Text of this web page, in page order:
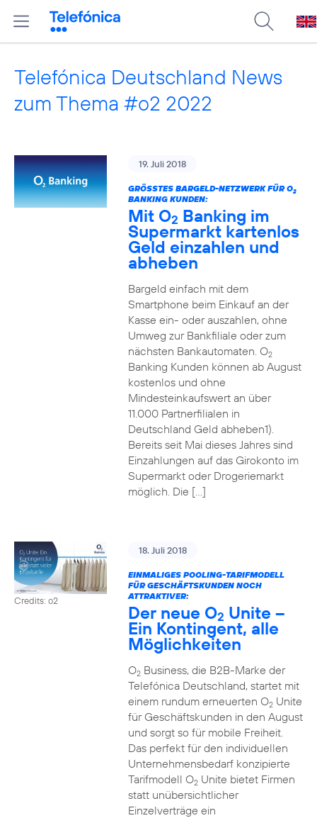
Telefónica Deutschland News
zum Thema #o2 2022
19. Juli 2018
GRÖSSTES BARGELD-NETZWERK FÜR O 2
BANKING KUNDEN:
Mit O2 Banking im
Supermarkt kartenlos
Geld einzahlen und
abheben
Bargeld einfach mit dem
Smartphone beim Einkauf an der
Kasse ein- oder auszahlen, ohne
Umweg zur Bankfiliale oder zum
nächsten Bankautomaten. O2
Banking Kunden können ab August
kostenlos und ohne
Mindesteinkaufswert an über
11.000 Partnerfilialen in
Deutschland Geld abheben1).
Bereits seit Mai dieses Jahres sind
Einzahlungen auf das Girokonto im
Supermarkt oder Drogeriemarkt
möglich. Die […]
Credits: o2
18. Juli 2018
EINMALIGES POOLING-TARIFMODELL
FÜR GESCHÄFTSKUNDEN NOCH
ATTRAKTIVER:
Der neue O2 Unite –
Ein Kontingent, alle
Möglichkeiten
O2Business, die B2B-Marke der
Telefónica Deutschland, startet mit
einem rundum erneuerten O2Unite
für Geschäftskunden in den August
und sorgt so für mobile Freiheit.
Das perfekt für den individuellen
Unternehmensbedarf konzipierte
Tarifmodell O2Unite bietet Firmen
statt unübersichtlicher
Einzelverträge ein